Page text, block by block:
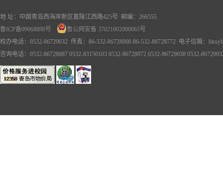
地 址：中国青岛西海岸新区嘉陵江西路425号 邮编：266555
鲁ICP备09068890号
鲁公网安备 37021002000065号
校办电话：0532-86729032 传真：86-532-86728000 86-532-86728772 电子信箱：
咨询电话：0532-86728687 0532-83150103 0532-86728972 0532-86729038 0532-